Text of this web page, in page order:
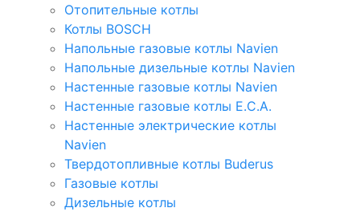
Отопительные котлы
Котлы BOSCH
Напольные газовые котлы Navien
Напольные дизельные котлы Navien
Настенные газовые котлы Navien
Настенные газовые котлы E.C.A.
Настенные электрические котлы
Navien
Твердотопливные котлы Buderus
Газовые котлы
Дизельные котлы